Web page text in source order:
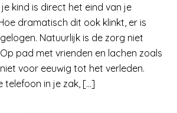
kind is direct het eind van je
dramatisch dit ook klinkt, er is
Natuurlijk is de zorg niet
pad met vrienden en lachen zoals
voor eeuwig tot het verleden.
telefoon in je zak, […]